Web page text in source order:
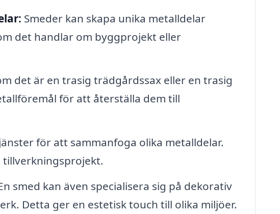
Smeder kan skapa unika metalldelar
det handlar om byggprojekt eller
det är en trasig trädgårdssax eller en trasig
för att återställa dem till
för att sammanfoga olika metalldelar.
smed kan även specialisera sig på dekorativ
Detta ger en estetisk touch till olika miljöer.